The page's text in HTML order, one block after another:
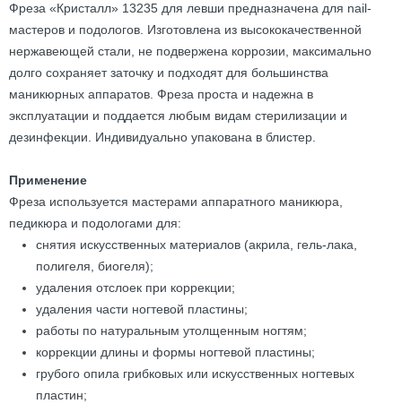
Фреза «Кристалл» 13235 для левши предназначена для nail-
мастеров и подологов. Изготовлена из высококачественной
нержавеющей стали, не подвержена коррозии, максимально
долго сохраняет заточку и подходят для большинства
маникюрных аппаратов. Фреза проста и надежна в
эксплуатации и поддается любым видам стерилизации и
дезинфекции. Индивидуально упакована в блистер.
Применение
Фреза используется мастерами аппаратного маникюра,
педикюра и подологами для:
снятия искусственных материалов (акрила, гель-лака,
полигеля, биогеля);
удаления отслоек при коррекции;
удаления части ногтевой пластины;
работы по натуральным утолщенным ногтям;
коррекции длины и формы ногтевой пластины;
грубого опила грибковых или искусственных ногтевых
пластин;